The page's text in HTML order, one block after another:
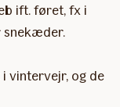
ift. føret, fx i
vintervejr, og de